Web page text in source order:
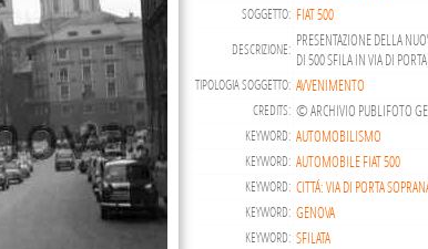
SOGGETTO: FIAT 500
DESCRIZIONE: PRESENTAZIONE DELLA
DI 500 SFILA IN VIA DI
TIPOLOGIA SOGGETTO: AVVENIMENTO
CREDITS: © ARCHIVIO PUBLIFOTO
KEYWORD: AUTOMOBILISMO
KEYWORD: AUTOMOBILE FIAT 500
KEYWORD: CITTÁ: VIA DI PORTA
KEYWORD: GENOVA
KEYWORD: SFILATA